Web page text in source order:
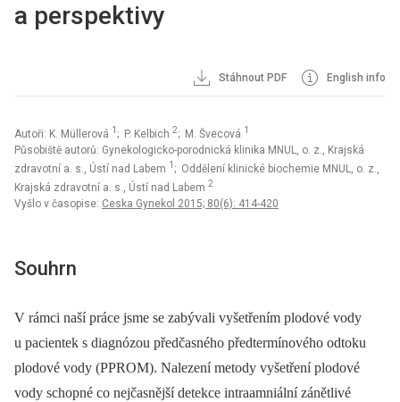
a perspektivy
Stáhnout PDF English info
Autoři: K. Müllerová 1 ; P. Kelbich 2; M. Švecová 1
Působiště autorů: Gynekologicko-porodnická klinika MNUL, o. z., Krajská
zdravotní a. s., Ústí nad Labem 1 ; Oddělení klinické biochemie MNUL, o. z.,
Krajská zdravotní a. s., Ústí nad Labem 2
Vyšlo v časopise: Ceska Gynekol 2015; 80(6): 414-420
Souhrn
V rámci naší práce jsme se zabývali vyšetřením plodové vody
u pacientek s diagnózou předčasného předtermínového odtoku
plodové vody (PPROM). Nalezení metody vyšetření plodové
vody schopné co nejčasnější detekce intraamniální zánětlivé